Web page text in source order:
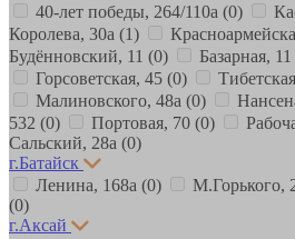
40-лет победы, 264/110а (0)
Королева, 30а (1)
Будённовский, 11 (0) Базарная, 11
Горсоветская, 45 (0)
Малиновского, 48а (0)
532 (0) Портовая, 70 (0)
Сальский, 28a (0)
г.Батайск
Ленина, 168а (0) М.Горького,
(0)
г.Аксай